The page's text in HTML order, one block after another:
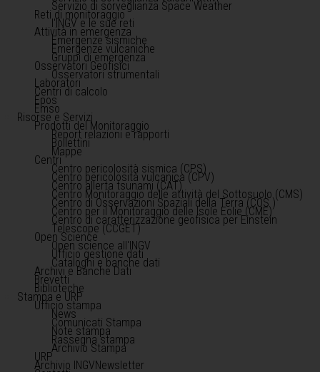
Servizio di sorveglianza Space Weather
Reti di monitoraggio
l'INGV e le sue reti
Attività in emergenza
Emergenze sismiche
Emergenze vulcaniche
Gruppi di emergenza
Osservatori Geofisici
Osservatori strumentali
Laboratori
Centri di calcolo
Epos
Emso
Risorse e Servizi
Prodotti del Monitoraggio
Report relazioni e rapporti
Bollettini
Mappe
Centri
Centro pericolosità sismica (CPS)
Centro pericolosità vulcanica (CPV)
Centro allerta tsunami (CAT)
Centro Monitoraggio delle attività del Sottosuolo (CMS)
Centro di Osservazioni Spaziali della Terra (COS )
Centro per il Monitoraggio delle Isole Eolie (CME)
Centro di caratterizzazione geofisica per Einstein
Telescope (CCGET)
Open Science
Open science all'INGV
Ufficio gestione dati
Cataloghi e banche dati
Archivi e Banche Dati
Brevetti
Biblioteche
Stampa e URP
Ufficio stampa
News
Comunicati Stampa
Note stampa
Rassegna stampa
Archivio Stampa
URP
Archivio INGVNewsletter